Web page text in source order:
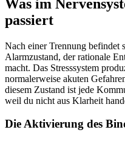
Was im
passiert
Nach einer Trennung befindet
Alarmzustand, der rationale
macht. Das Stresssystem
normalerweise akuten
diesem Zustand ist jede
weil du nicht aus Klarheit
Die Aktivierung des